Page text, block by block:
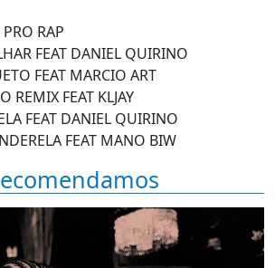
RAP
FEAT DANIEL QUIRINO
FEAT MARCIO ART
REMIX FEAT KLJAY
FEAT DANIEL QUIRINO
FEAT MANO BIW